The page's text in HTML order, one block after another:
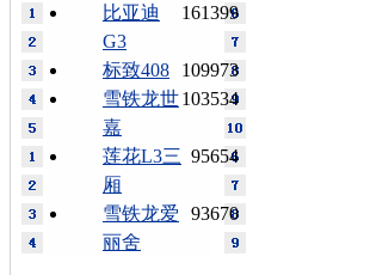
161399
比亚迪
G3
109973
标致408
103534
雪铁龙世
嘉
95654
莲花L3三
厢
93670
雪铁龙爱
丽舍